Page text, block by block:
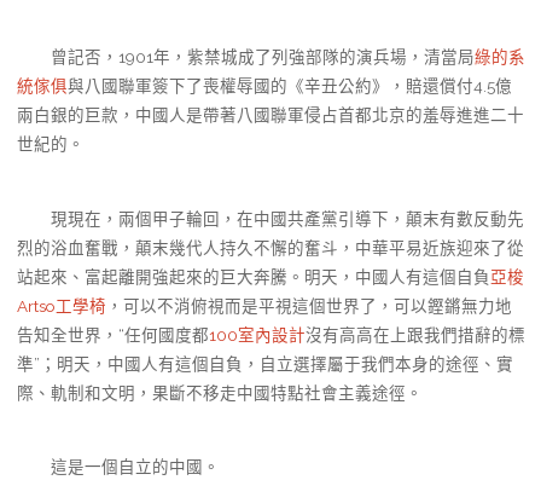
曾記否，1901年，紫禁城成了列強部隊的演兵場，清當局綠的系
統傢俱與八國聯軍簽下了喪權辱國的《辛丑公約》，賠還償付4.5億
兩白銀的巨款，中國人是帶著八國聯軍侵占首都北京的羞辱進進二十
世紀的。
現現在，兩個甲子輪回，在中國共產黨引導下，顛末有數反動先
烈的浴血奮戰，顛末幾代人持久不懈的奮斗，中華平易近族迎來了從
站起來、富起離開強起來的巨大奔騰。明天，中國人有這個自負亞梭
Artso工學椅 ，可以不消俯視而是平視這個世界了，可以鏗鏘無力地
告知全世界，“任何國度都100室內設計沒有高高在上跟我們措辭的標
準”；明天，中國人有這個自負，自立選擇屬于我們本身的途徑、實
際、軌制和文明，果斷不移走中國特點社會主義途徑。
這是一個自立的中國。